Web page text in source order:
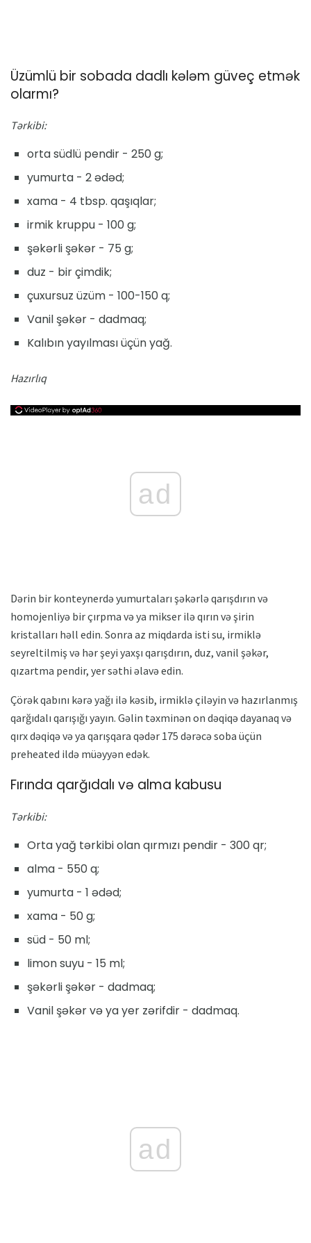
Üzümlü bir sobada dadlı kələm güveç etmək
olarmı?
Tərkibi:
orta südlü pendir - 250 g;
yumurta - 2 ədəd;
xama - 4 tbsp. qaşıqlar;
irmik kruppu - 100 g;
şəkərli şəkər - 75 g;
duz - bir çimdik;
çuxursuz üzüm - 100-150 q;
Vanil şəkər - dadmaq;
Kalıbın yayılması üçün yağ.
Hazırlıq
ad
Dərin bir konteynerdə yumurtaları şəkərlə qarışdırın və
homojenliyə bir çırpma və ya mikser ilə qırın və şirin
kristalları həll edin. Sonra az miqdarda isti su, irmiklə
seyreltilmiş və hər şeyi yaxşı qarışdırın, duz, vanil şəkər,
qızartma pendir, yer səthi əlavə edin.
Çörək qabını kərə yağı ilə kəsib, irmiklə çiləyin və hazırlanmış
qarğıdalı qarışığı yayın. Gəlin təxminən on dəqiqə dayanaq və
qırx dəqiqə və ya qarışqara qədər 175 dərəcə soba üçün
preheated ildə müəyyən edək.
Fırında qarğıdalı və alma kabusu
Tərkibi:
Orta yağ tərkibi olan qırmızı pendir - 300 qr;
alma - 550 q;
yumurta - 1 ədəd;
xama - 50 g;
süd - 50 ml;
limon suyu - 15 ml;
şəkərli şəkər - dadmaq;
Vanil şəkər və ya yer zərifdir - dadmaq.
ad